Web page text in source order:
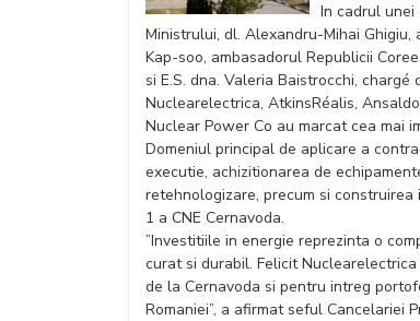
In cadrul unei
Ministrului, dl. Alexandru-Mihai Ghigiu,
Kap-soo, ambasadorul Republicii
si E.S. dna. Valeria Baistrocchi, chargé
Nuclearelectrica, AtkinsRéalis,
Nuclear Power Co au marcat cea mai
Domeniul principal de aplicare a
executie, achizitionarea de
retehnologizare, precum si
1 a CNE Cernavoda.
”Investitiile in energie reprezinta o
curat si durabil. Felicit
de la Cernavoda si pentru intreg
Romaniei”, a afirmat seful Cancelariei